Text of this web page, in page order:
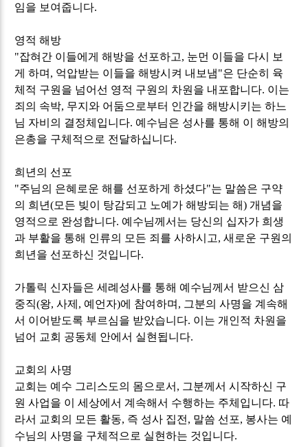
임을 보여줍니다.
영적 해방
"잡혀간 이들에게 해방을 선포하고, 눈먼 이들을 다시 보
게 하며 , 억압받는 이들을 해방시켜 내보냄"은 단순히 육
체적 구원을 넘어선 영적 구원의 차원을 내포합니다. 이는
죄의 속박, 무지와 어둠으로부터 인간을 해방시키는 하느
님 자비의 결정체입니다. 예수님은 성사를 통해 이 해방의
은총을 구체적으로 전달하십니다.
희년의 선포
"주님의 은혜로운 해를 선포하게 하셨다"는 말씀은 구약
의 희년(모든 빚이 탕감되고 노예가 해방되는 해)개념을
영적으로 완성합니다. 예수님께서는 당신의 십자가 희생
과 부활을 통해 인류의 모든 죄를 사하시고,새로운 구원의
희년을 선포하신 것입니다.
가톨릭 신자들은 세례성사를 통해 예수님께서 받으신 삼
중직(왕,사제 , 예언자)에 참여하며 , 그분의 사명을 계속해
서 이어받도록 부르심을 받았습니다. 이는 개인적 차원을
넘어 교회 공동체 안에서 실현됩니다.
교회의 사명
교회는 예수 그리스도의 몸으로서 , 그분께서 시작하신 구
원 사업을 이 세상에서 계속해서 수행하는 주체입니다. 따
라서 교회의 모든 활동, 즉 성사 집전 , 말씀 선포, 봉사는 예
수님의 사명을 구체적으로 실현하는 것입니다.